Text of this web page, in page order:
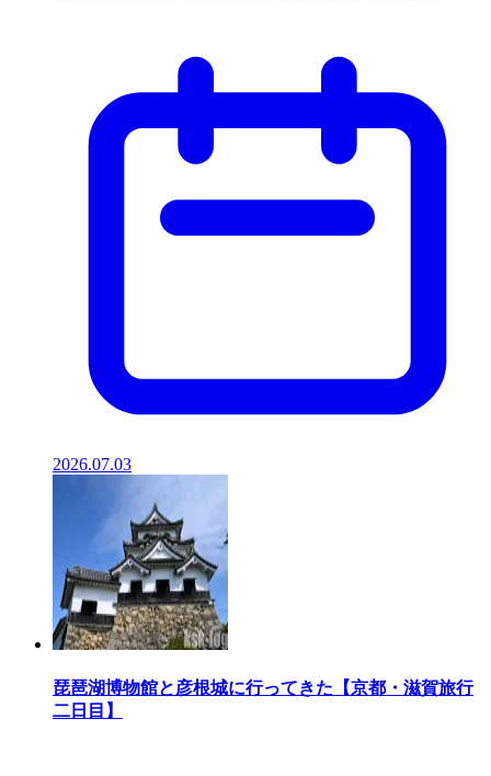
2026.07.03
琵琶湖博物館と彦根城に行ってきた【京都・滋賀旅行
二日目】